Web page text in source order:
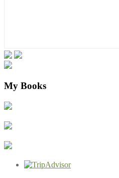
My Books